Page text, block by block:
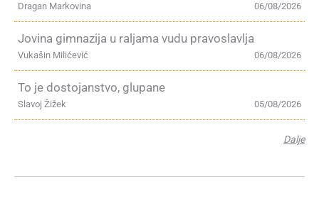
06/08/2026
Dragan Markovina
Jovina gimnazija u raljama vudu pravoslavlja
06/08/2026
Vukašin Milićević
To je dostojanstvo, glupane
05/08/2026
Slavoj Žižek
Dalje